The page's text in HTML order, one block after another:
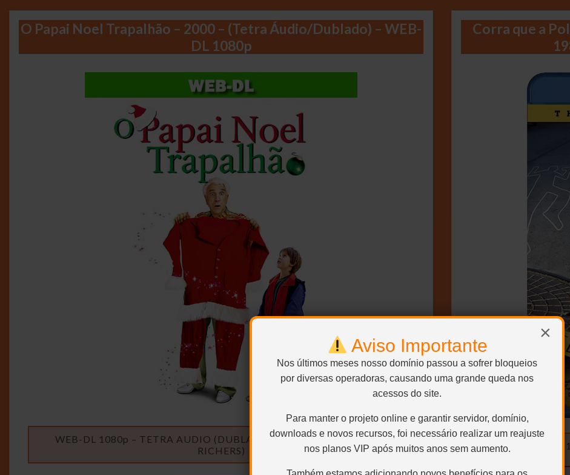
×
Aviso Importante
Nos últimos meses nosso domínio passou a sofrer bloqueios
por diversas operadoras, causando uma grande queda nos
acessos do site.
Para manter o projeto online e garantir servidor, domínio,
downloads e novos recursos, foi necessário realizar um reajuste
nos planos VIP após muitos anos sem aumento.
O Papai Noel Trapalhão – 2000 – (Tetra Áudio/Dublado) – WEB-
DL 1080p
WEB-DL 1080p – TETRA AUDIO (DUBLAGEM CLÁSSICA – HERBERT
RICHERS)
Corra que a